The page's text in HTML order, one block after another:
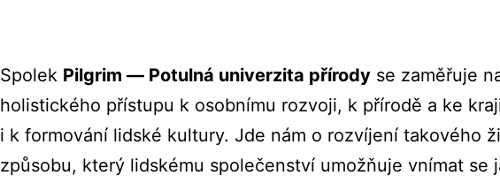
Spolek Pilgrim ― Potulná univerzita přírody se zaměřuje
holistického přístupu k osobnímu rozvoji, k přírodě a ke
i k formování lidské kultury. Jde nám o rozvíjení takového
způsobu, který lidskému společenství umožňuje vnímat se